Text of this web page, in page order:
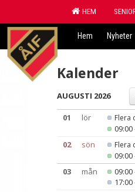
HEM
Hem Nyheter
Kalender
AUGUSTI 2026
01 lör Flera
09:00
02
sön Flera
09:00
03 mån 09:00
17:00